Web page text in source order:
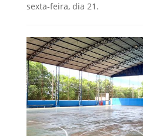
sexta-feira, dia 21.